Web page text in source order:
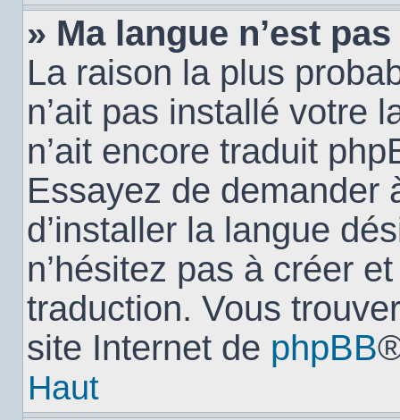
» Ma langue n’est
La raison la plus
n’ait pas installé votre
n’ait encore traduit
Essayez de demander
d’installer la langue
n’hésitez pas à créer
traduction. Vous
site Internet de phpBB
Haut